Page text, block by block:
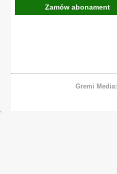
Zamów abonament
Gremi Media: